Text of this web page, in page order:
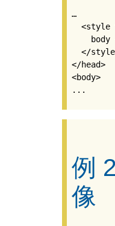
…
<style
body
</
</head>
<body>
例
像